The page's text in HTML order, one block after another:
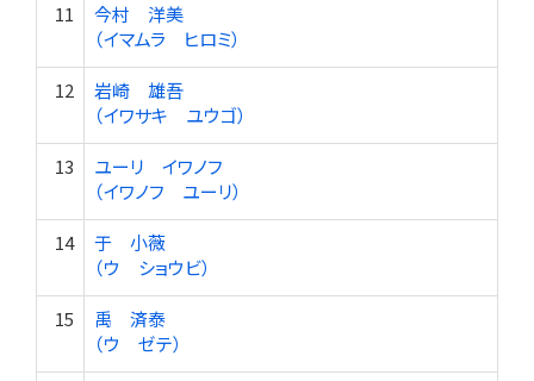
11
今村 洋美
（イマムラ ヒロミ）
12
岩崎 雄吾
（イワサキ ユウゴ）
13
ユーリ イワノフ
（イワノフ ユーリ）
14
于 小薇
（ウ ショウビ）
15
禹 済泰
（ウ ゼテ）